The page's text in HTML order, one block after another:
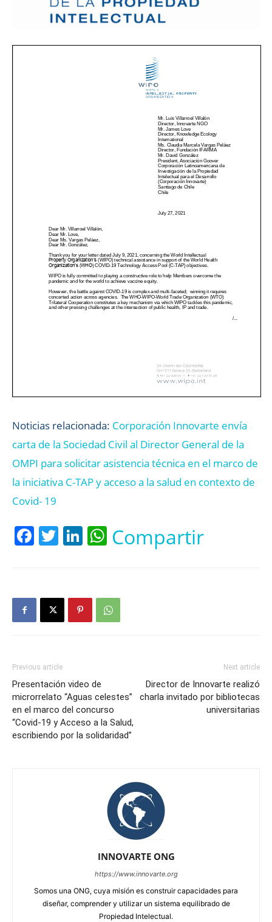
Noticias relacionada: Corporación Innovarte envía
carta de la Sociedad Civil al Director General de la
OMPI para solicitar asistencia técnica en el marco de
la iniciativa C-TAP y acceso a la salud en contexto de
Covid- 19
Facebook
Twitter
LinkedIn
WhatsApp
Compartir
Previous article
Presentación video de
microrrelato “Aguas celestes”
en el marco del concurso
“Covid-19 y Acceso a la Salud,
escribiendo por la solidaridad”
Next article
Director de Innovarte realizó
charla invitado por bibliotecas
universitarias
INNOVARTE ONG
https://www.innovarte.org
Somos una ONG, cuya misión es construir capacidades para
diseñar, comprender y utilizar un sistema equilibrado de
Propiedad Intelectual.